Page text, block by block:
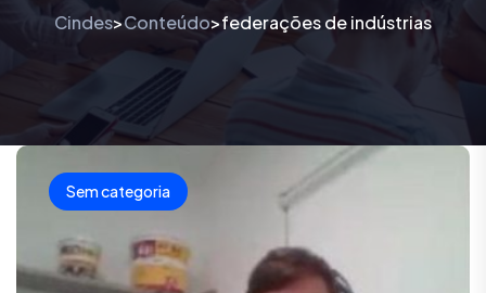
Cindes>Conteúdo>federações de indústrias
Sem categoria